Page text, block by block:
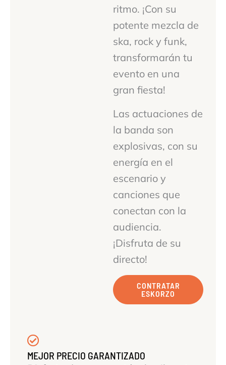
ritmo. ¡Con su
potente mezcla de
ska, rock y funk,
transformarán tu
evento en una
gran fiesta!
Las actuaciones de
la banda son
explosivas, con su
energía en el
escenario y
canciones que
conectan con la
audiencia.
¡Disfruta de su
directo!
CONTRATAR
ESKORZO
MEJOR PRECIO GARANTIZADO